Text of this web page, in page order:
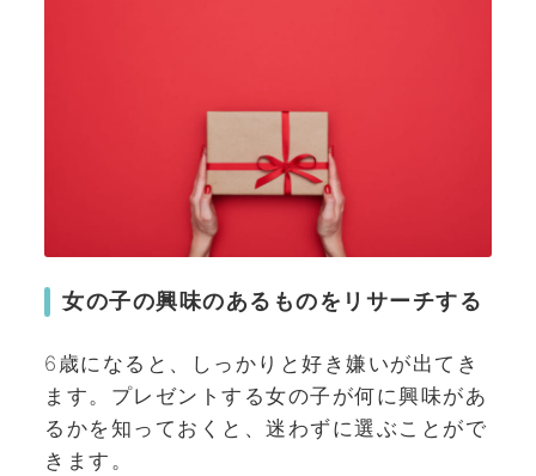
女の子の興味のあるものをリサーチする
6歳になると、しっかりと好き嫌いが出てき
ます。プレゼントする女の子が何に興味があ
るかを知っておくと、迷わずに選ぶことがで
きます。